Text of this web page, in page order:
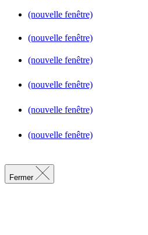
(nouvelle fenêtre)
(nouvelle fenêtre)
(nouvelle fenêtre)
(nouvelle fenêtre)
(nouvelle fenêtre)
(nouvelle fenêtre)
Fermer